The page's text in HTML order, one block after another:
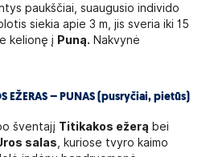
paukščiai, suaugusio individo
siekia apie 3 m, jis sveria iki 15
kelionę į Puną. Nakvynė
EŽERAS – PUNAS (pusryčiai, pietūs)
šventajį Titikakos ežerą bei
salas , kuriose tvyro kaimo